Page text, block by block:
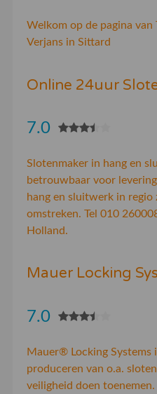
Welkom op de pagina van
Verjans in Sittard
Online 24uur
7.0
Slotenmaker in hang en
betrouwbaar voor
hang en sluitwerk in regio
omstreken. Tel 010
Holland.
Mauer Locking
7.0
Mauer® Locking Systems
produceren van o.a.
veiligheid doen